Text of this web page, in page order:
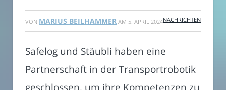
VON MARIUS BEILHAMMER AM 5. APRIL 2024NACHRICHTEN
Safelog und Stäubli haben eine
Partnerschaft in der Transportrobotik